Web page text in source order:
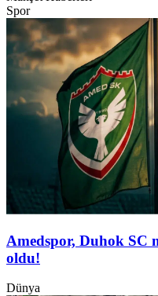
Spor
Amedspor, Duhok SC
oldu!
Dünya